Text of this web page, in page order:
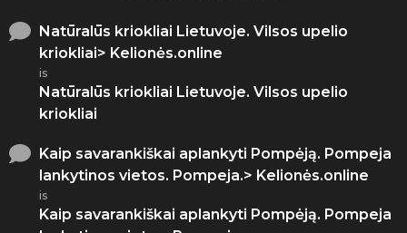
Natūralūs kriokliai Lietuvoje. Vilsos upelio
kriokliai> Kelionės.online
is
Natūralūs kriokliai Lietuvoje. Vilsos upelio
kriokliai
Kaip savarankiškai aplankyti Pompėją. Pompeja
lankytinos vietos. Pompeja.> Kelionės.online
is
Kaip savarankiškai aplankyti Pompėją. Pompeja